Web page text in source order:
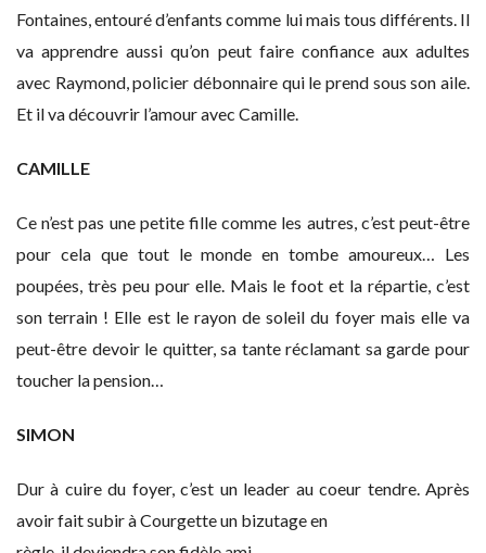
Fontaines, entouré d’enfants comme lui mais tous différents. Il
va apprendre aussi qu’on peut faire confiance aux adultes
avec Raymond, policier débonnaire qui le prend sous son aile.
Et il va découvrir l’amour avec Camille.
CAMILLE
Ce n’est pas une petite fille comme les autres, c’est peut-être
pour cela que tout le monde en tombe amoureux… Les
poupées, très peu pour elle. Mais le foot et la répartie, c’est
son terrain ! Elle est le rayon de soleil du foyer mais elle va
peut-être devoir le quitter, sa tante réclamant sa garde pour
toucher la pension…
SIMON
Dur à cuire du foyer, c’est un leader au coeur tendre. Après
avoir fait subir à Courgette un bizutage en